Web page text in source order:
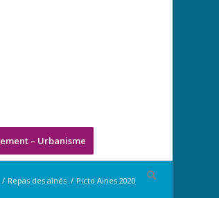
– Urbanisme
/ Repas des aînés / Picto Aines 2020